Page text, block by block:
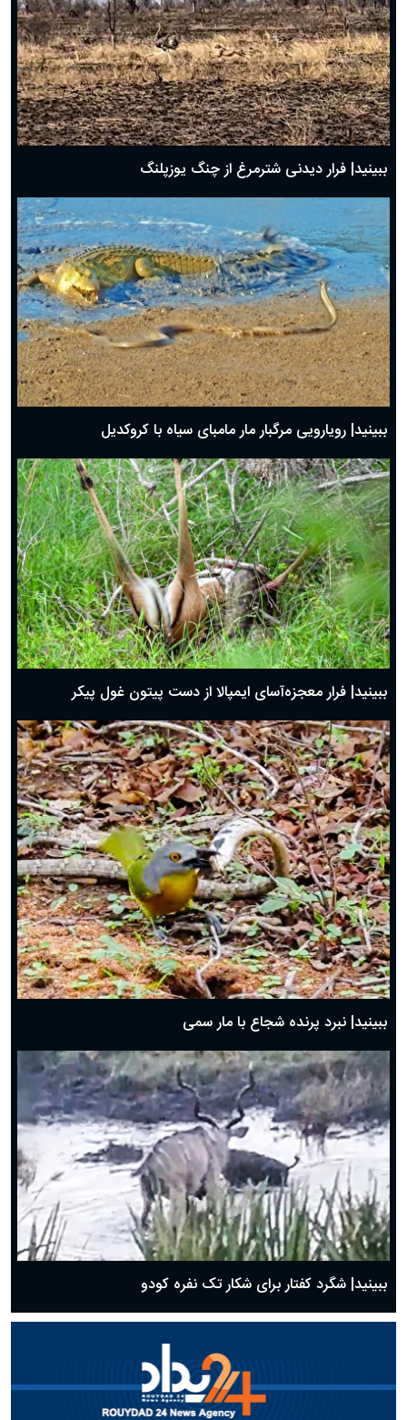
ببینید| فرار دیدنی شترمرغ از چنگ یوزپلنگ
ببینید| رویارویی مرگبار مار مامبای سیاه با کروکدیل
ببینید| فرار معجزه‌آسای ایمپالا از دست پیتون غول پیکر
ببینید| نبرد پرنده شجاع با مار سمی
ببینید| شگرد کفتار برای شکار تک نفره کودو